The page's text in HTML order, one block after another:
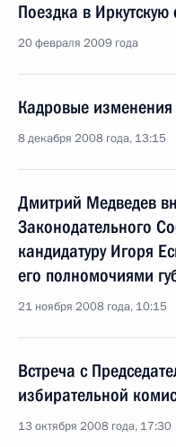
Поездка в Иркутскую
20 февраля 2009 года
Кадровые изменения
8 декабря 2008 года, 13:15
Дмитрий Медведев
Законодательного
кандидатуру Игоря
его полномочиями
21 ноября 2008 года, 10:15
Встреча с
избирательной
13 октября 2008 года, 17:30